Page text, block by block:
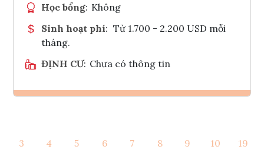
Học bổng: Không
Sinh hoạt phí: Từ 1.700 - 2.200 USD mỗi
tháng.
ĐỊNH CƯ: Chưa có thông tin
Tham vấn Interlink
3 4 5 6 7 8 9 10 19